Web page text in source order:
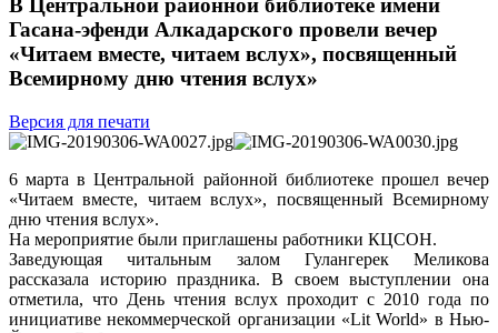
В Центральной районной библиотеке имени
Гасана-эфенди Алкадарского провели вечер
«Читаем вместе, читаем вслух», посвященный
Всемирному дню чтения вслух»
Версия для печати
6 марта в Центральной районной библиотеке прошел вечер
«Читаем вместе, читаем вслух», посвященный Всемирному
дню чтения вслух».
На мероприятие были приглашены работники КЦСОН.
Заведующая читальным залом Гулангерек Меликова
рассказала историю праздника. В своем выступлении она
отметила, что День чтения вслух проходит с 2010 года по
инициативе некоммерческой организации «Lit World» в Нью-